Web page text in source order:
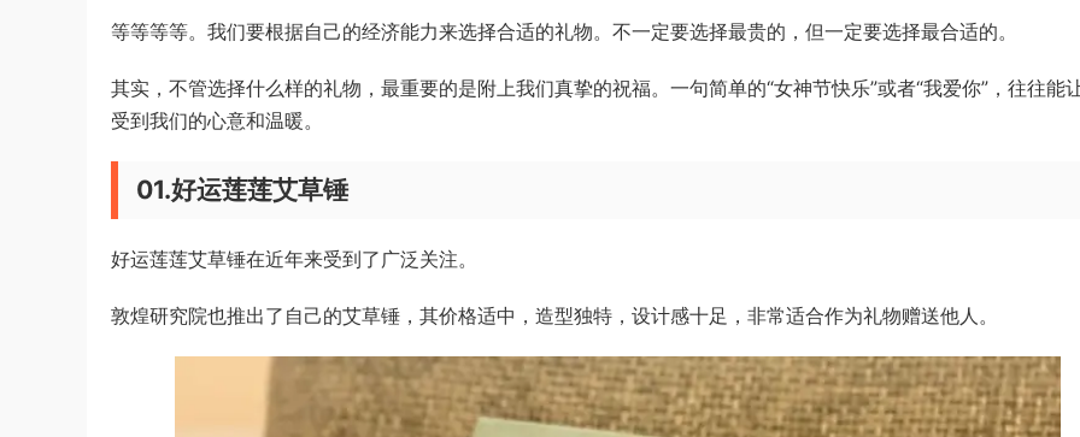
等等等等。我们要根据自己的经济能力来选择合适的礼物。不一定要选择最贵的，但一定要选择最合适的。
其实，不管选择什么样的礼物，最重要的是附上我们真挚的祝福。一句简单的“女神节快乐”或者“我爱你”，往往能
受到我们的心意和温暖。
01.好运莲莲艾草锤
好运莲莲艾草锤在近年来受到了广泛关注。
敦煌研究院也推出了自己的艾草锤，其价格适中，造型独特，设计感十足，非常适合作为礼物赠送他人。